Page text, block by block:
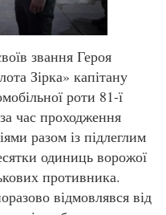
звання Героя
Зірка» капітану
роти 81-ї
час проходження
разом із підлеглим
одиниць ворожої
противника.
відмовлявся від